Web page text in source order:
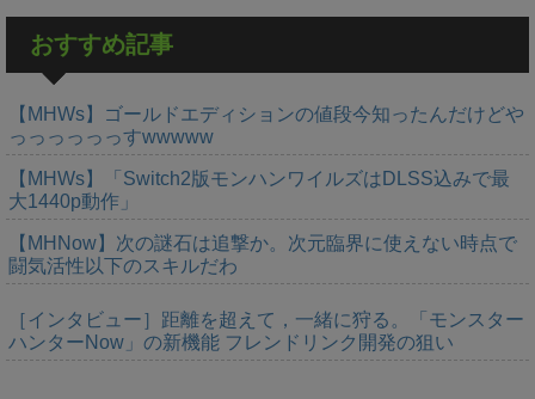
おすすめ記事
【MHWs】ゴールドエディションの値段今知ったんだけどや
っっっっっっすwwwww
【MHWs】「Switch2版モンハンワイルズはDLSS込みで最
大1440p動作」
【MHNow】次の謎石は追撃か。次元臨界に使えない時点で
闘気活性以下のスキルだわ
［インタビュー］距離を超えて，一緒に狩る。「モンスター
ハンターNow」の新機能 フレンドリンク開発の狙い